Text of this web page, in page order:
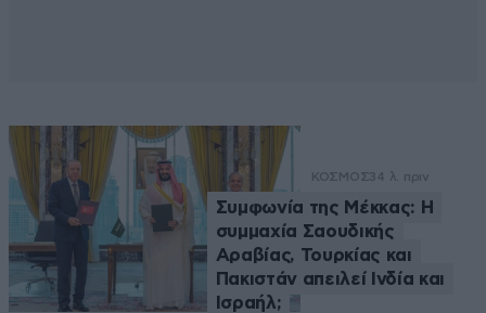
ΚΟΣΜΟΣ34 λ. πριν
Συμφωνία της Μέκκας: Η
συμμαχία Σαουδικής
Αραβίας, Τουρκίας και
Πακιστάν απειλεί Ινδία και
Ισραήλ;